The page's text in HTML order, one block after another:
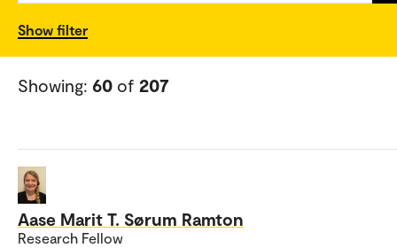
Show filter
Showing: 60 of 207
Aase Marit T. Sørum Ramton
Research Fellow